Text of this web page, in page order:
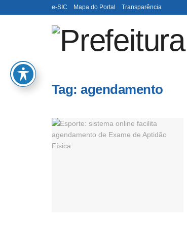
e-SIC Mapa do Portal Transparência
Tag:agendamento